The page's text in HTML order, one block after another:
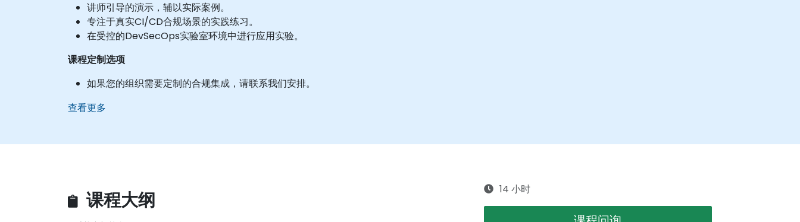
讲师引导的演示，辅以实际案例。
专注于真实CI/CD合规场景的实践练习。
在受控的DevSecOps实验室环境中进行应用实验。
课程定制选项
如果您的组织需要定制的合规集成，请联系我们安排。
查看更多
课程大纲 14 小时